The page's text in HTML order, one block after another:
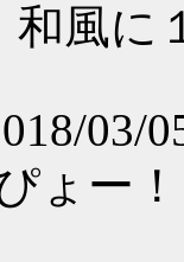
和風に
03/
ょー！